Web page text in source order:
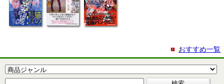
おすすめ一覧